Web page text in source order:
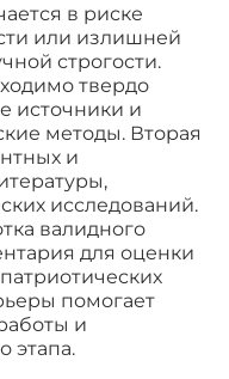
в риске
или излишней
строгости.
твердо
источники и
методы. Вторая
и
исследований.
валидного
для оценки
помогает
и
этапа.